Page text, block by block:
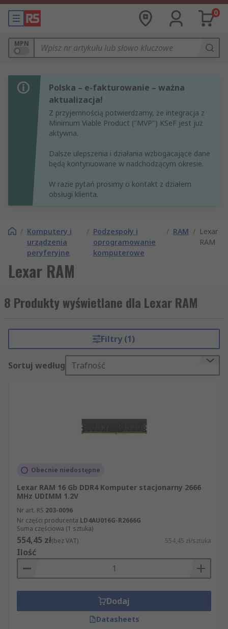
0
MPN
Polska – e-fakturowanie – ważna
aktualizacja!
Z przyjemnością potwierdzamy, że integracja z
Minimum Viable Product ("MVP") KSeF jest już
aktywna.
Dalsze ulepszenia i działania wzbogacające dane
będą kontynuowane w nadchodzącym okresie.
W razie pytań prosimy o kontakt z działem
obsługi klienta.
/ Komputery i
urządzenia
peryferyjne
/ Podzespoły i
oprogramowanie
komputerowe
/ RAM / Lexar
RAM
Lexar RAM
8 Produkty wyświetlane dla Lexar RAM
Filtry (1)
Sortuj według Trafność
Obecnie niedostępne
Lexar RAM 16 Gb DDR4 Komputer stacjonarny 2666
MHz UDIMM 1.2V
Nr art. RS 203-0096
Nr części producenta LD4AU016G-R2666G
Suma częściowa (1 sztuka)
554,45 zł(bez VAT) 554,45 zł/sztuka
Ilość
Dodaj
Datasheets